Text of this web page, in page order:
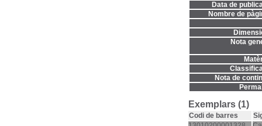
Data de
Nombre de
Nota
Nota de
Exemplars (1)
Codi de barres